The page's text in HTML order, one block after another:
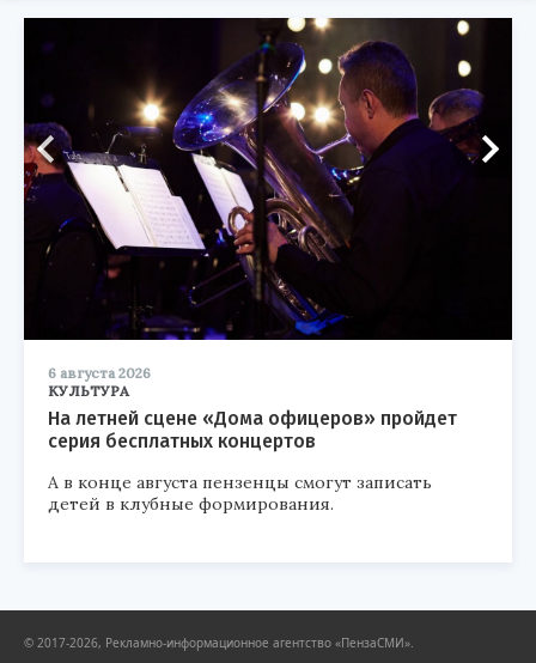
6 августа 2026
КУЛЬТУРА
На летней сцене «Дома офицеров» пройдет
серия бесплатных концертов
А в конце августа пензенцы смогут записать
детей в клубные формирования.
© 2017-2026, Рекламно-информационное агентство «ПензаСМИ».